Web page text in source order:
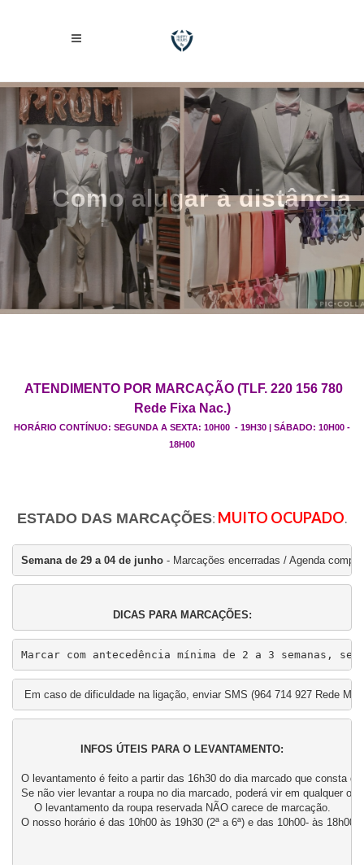
Como alugar à distância
ATENDIMENTO POR MARCAÇÃO (TLF. 220 156 780
Rede Fixa Nac.)
HORÁRIO CONTÍNUO: SEGUNDA A SEXTA: 10H00 - 19H30 | SÁBADO: 10H00 -
18H00
ESTADO DAS MARCAÇÕES: MUITO OCUPADO.
Semana de 29 a 04 de junho - Marcações encerradas / Agenda
DICAS PARA MARCAÇÕES:
Marcar com antecedência mínima de 2 a 3 semanas, se
Em caso de dificuldade na ligação, enviar SMS (964 714 927 Rede
INFOS ÚTEIS PARA O LEVANTAMENTO:
O levantamento é feito a partir das 16h30 do dia marcado que consta
Se não vier levantar a roupa no dia marcado, poderá vir em qualquer
O levantamento da roupa reservada NÃO carece de marcação.
O nosso horário é das 10h00 às 19h30 (2ª a 6ª) e das 10h00- às 18h00